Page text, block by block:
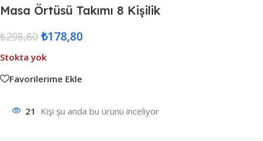
Masa Örtüsü Takımı 8 Kişilik
₺298,80 ₺178,80
Stokta yok
Favorilerime Ekle
21 Kişi şu anda bu ürünü inceliyor